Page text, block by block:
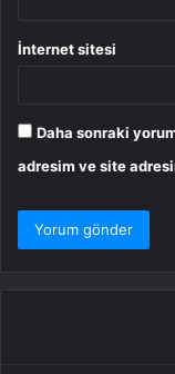
İnternet sitesi
Daha sonraki
adresim ve site